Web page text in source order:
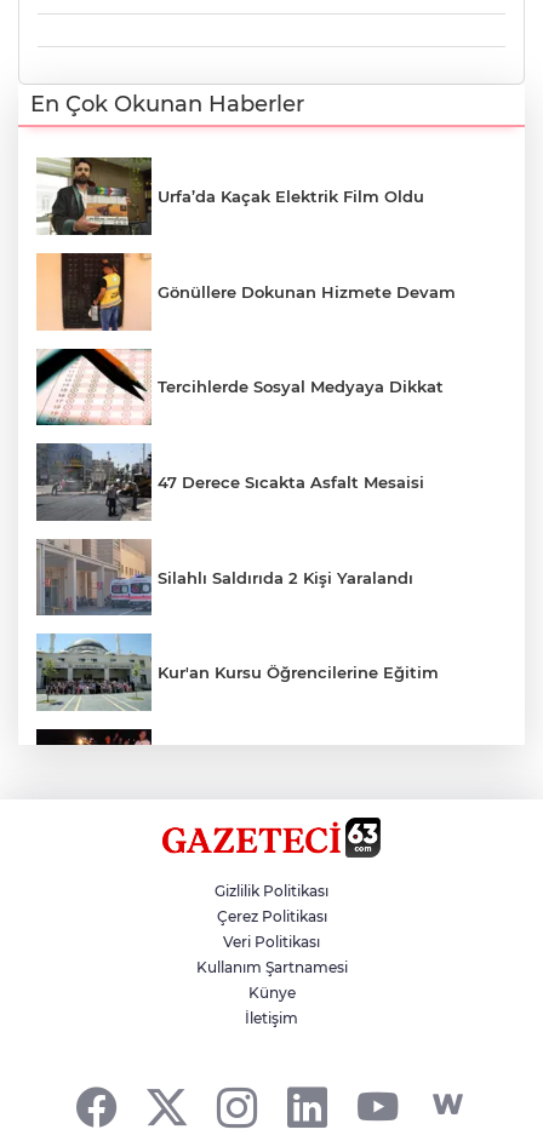
En Çok Okunan Haberler
Urfa’da Kaçak Elektrik Film Oldu
Gönüllere Dokunan Hizmete Devam
Tercihlerde Sosyal Medyaya Dikkat
47 Derece Sıcakta Asfalt Mesaisi
Silahlı Saldırıda 2 Kişi Yaralandı
Kur'an Kursu Öğrencilerine Eğitim
Siverek’te Mahmut Gülel Dönemi
Filistin Konvoyuna Coşkulu Karşılama
Gizlilik Politikası
Çerez Politikası
Veri Politikası
Kullanım Şartnamesi
Künye
İletişim